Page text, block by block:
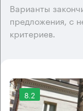
Варианты
предложения, с
критериев.
8.2